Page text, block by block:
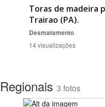
Toras de madeira
Trairao (PA).
Desmatamento
14 visualizações
Regionais 3 fotos